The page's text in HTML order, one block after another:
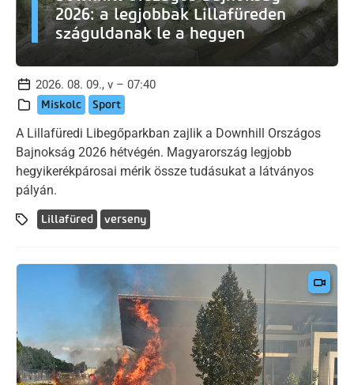
2026: a legjobbak Lillafüreden
száguldanak le a hegyen
2026. 08. 09., v – 07:40
Miskolc Sport
A Lillafüredi Libegőparkban zajlik a Downhill Országos
Bajnokság 2026 hétvégén. Magyarország legjobb
hegyikerékpárosai mérik össze tudásukat a látványos
pályán.
Lillafüred verseny